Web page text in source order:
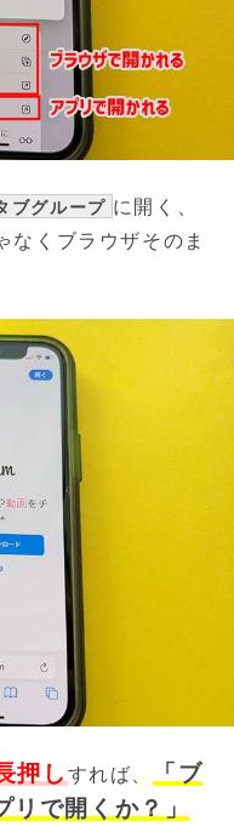
ブグループ に開く、
なくブラウザそのま
押し すれば、
「ブ
で開くか？」